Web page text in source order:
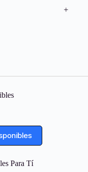
+
Para Tí